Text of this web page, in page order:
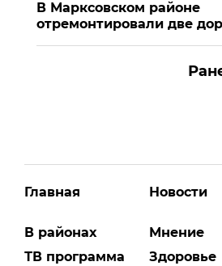
В Марксовском районе
отремонтировали две
Главная
В районах
ТВ программа
Новости
Мнение
Здоровье